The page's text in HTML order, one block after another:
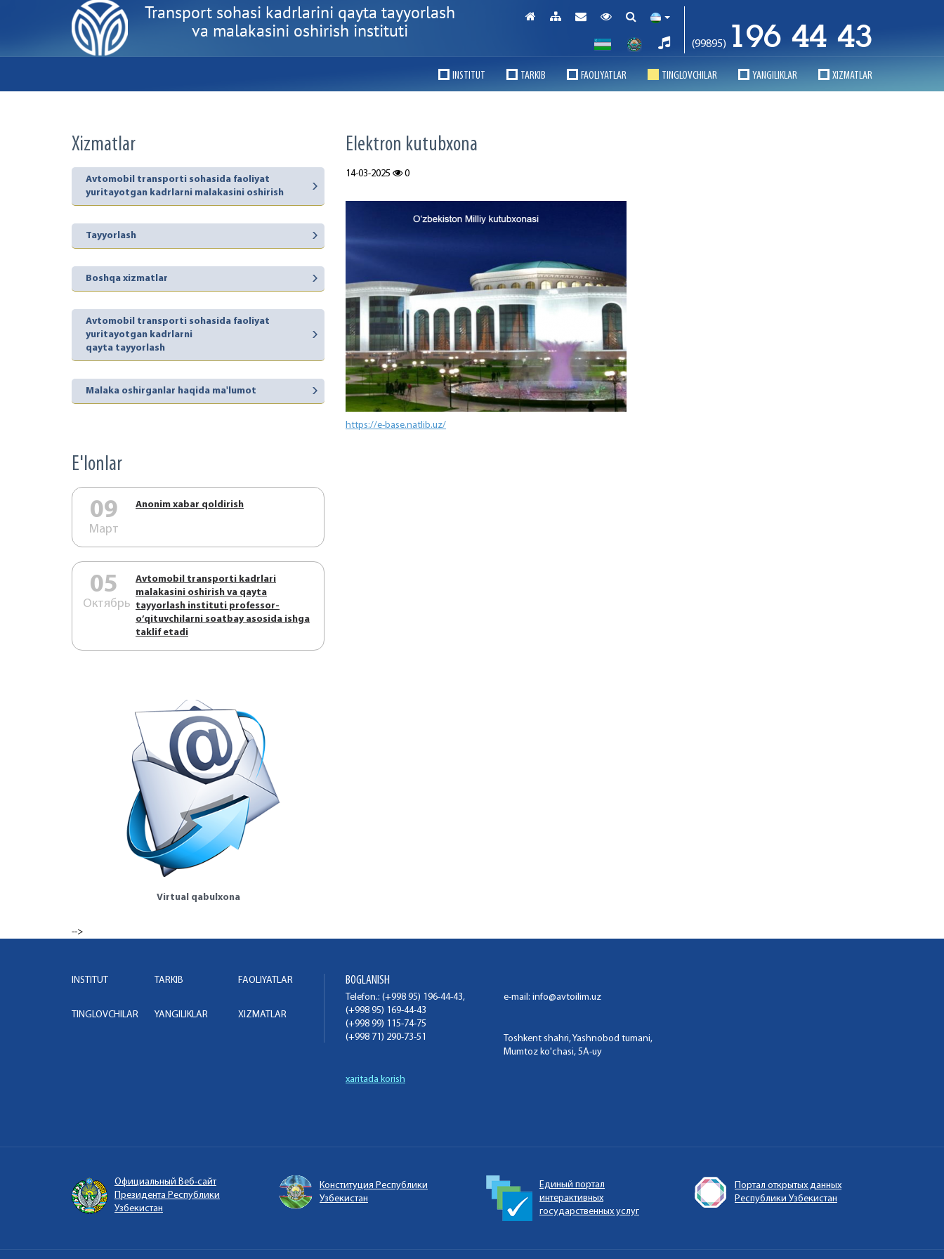
Transport sohasi kadrlarini qayta tayyorlash
va malakasini oshirish instituti
(99895) 196 44 43
INSTITUT TARKIB FAOLIYATLAR TINGLOVCHILAR YANGILIKLAR XIZMATLAR
Xizmatlar
Avtomobil transporti sohasida faoliyat
yuritayotgan kadrlarni malakasini oshirish
Tayyorlash
Boshqa xizmatlar
Avtomobil transporti sohasida faoliyat
yuritayotgan kadrlarni
qayta tayyorlash
Malaka oshirganlar haqida ma'lumot
E'lonlar
09
Март
Аnonim xabar qoldirish
05
Октябрь
Аvtоmоbil trаnspоrti kаdrlаri
mаlаkаsini оshirish vа qаytа
tаyyorlаsh instituti prоfеssоr-
o’qituvchilаrni sоаtbаy аsоsidа ishgа
tаklif etаdi
Virtual qabulxona
Elektron kutubxona
14-03-2025 0
https://e-base.natlib.uz/
-->
INSTITUT TARKIB FAOLIYATLAR
TINGLOVCHILAR YANGILIKLAR XIZMATLAR
BOGLANISH
Telefon.: (+998 95) 196-44-43,
(+998 95) 169-44-43
(+998 99) 115-74-75
(+998 71) 290-73-51
e-mail: info@avtoilim.uz
Toshkent shahri, Yashnobod tumani,
Mumtoz ko'chasi, 5A-uy
xaritada korish
Официальный Веб-сайт
Президента Республики
Узбекистан
Конституция Республики
Узбекистан
Единый портал
интерактивных
государственных услуг
Портал открытых данных
Республики Узбекистан